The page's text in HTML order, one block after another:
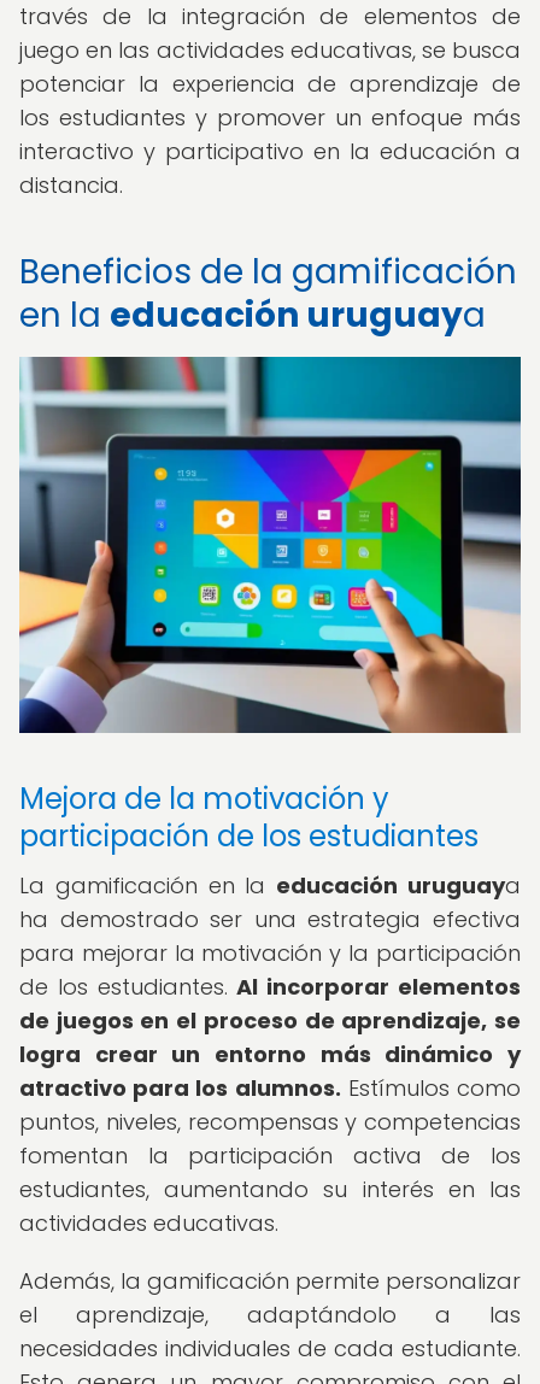
través de la integración de elementos de
juego en las actividades educativas, se busca
potenciar la experiencia de aprendizaje de
los estudiantes y promover un enfoque más
interactivo y participativo en la educación a
distancia.
Beneficios de la gamificación
en la educación uruguaya
Mejora de la motivación y
participación de los estudiantes
La gamificación en la educación uruguaya
ha demostrado ser una estrategia efectiva
para mejorar la motivación y la participación
de los estudiantes.Al incorporar elementos
de juegos en el proceso de aprendizaje, se
logra crear un entorno más dinámico y
atractivo para los alumnos. Estímulos como
puntos, niveles, recompensas y competencias
fomentan la participación activa de los
estudiantes, aumentando su interés en las
actividades educativas.
Además, la gamificación permite personalizar
el aprendizaje, adaptándolo a las
necesidades individuales de cada estudiante.